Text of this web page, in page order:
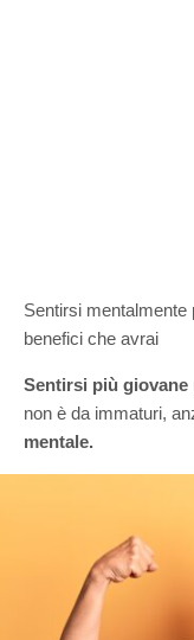
Sentirsi mentalmente
benefici che avrai
Sentirsi più giovane
non è da immaturi,
mentale.